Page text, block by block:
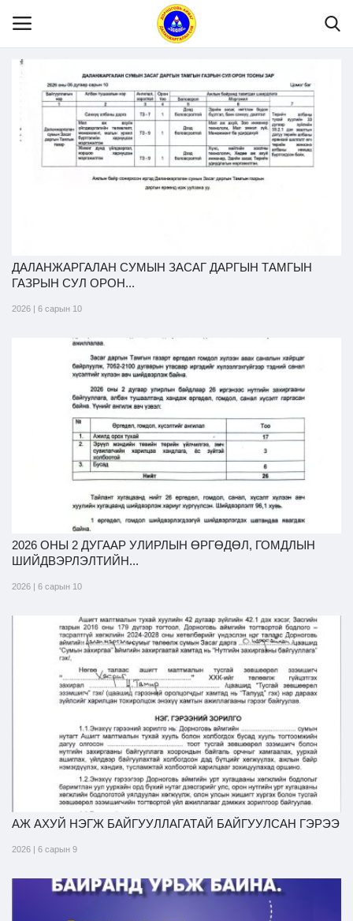
Танилцуулга
Ил тод байдал
Бодлого төлөвлөлт
ДАЛАНЖАРГАЛАН СУМЫН ЗАСАГ ДАРГЫН ТАМГЫН
ГАЗРЫН СУЛ ОРОН...
2026 | 6 сарын 10
2026 ОНЫ 2 ДУГААР УЛИРЛЫН ӨРГӨДӨЛ, ГОМДЛЫН
ШИЙДВЭРЛЭЛТИЙН...
2026 | 6 сарын 10
АЖ АХУЙ НЭГЖ БАЙГУУЛЛАГАТАЙ БАЙГУУЛСАН ГЭРЭЭ
2026 | 6 сарын 9